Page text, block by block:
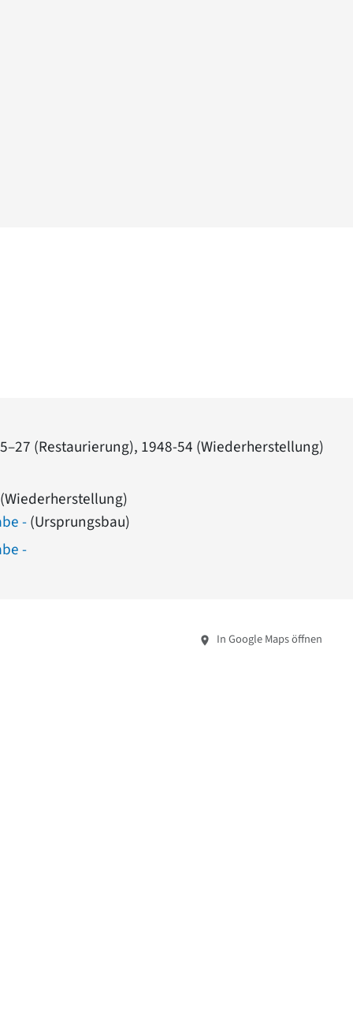
(Restaurierung), 1948-54 (Wiederherstellung)
-(Ursprungsbau)
-
In Google Maps öffnen